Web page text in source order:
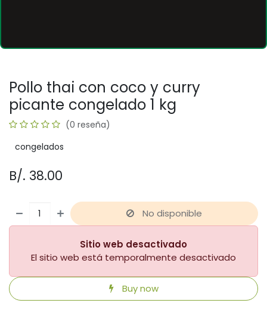
Pollo thai con coco y curry
picante congelado 1 kg
(0 reseña)
congelados
B/. 38.00
No disponible
Sitio web desactivado
El sitio web está temporalmente desactivado
Buy now